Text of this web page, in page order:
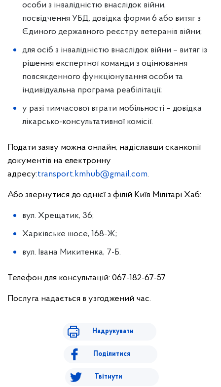
особи з інвалідністю внаслідок війни,
посвідчення УБД, довідка форми 6 або витяг з
Єдиного державного реєстру ветеранів війни;
для осіб з інвалідністю внаслідок війни – витяг із
рішення експертної команди з оцінювання
повсякденного функціонування особи та
індивідуальна програма реабілітації;
у разі тимчасової втрати мобільності – довідка
лікарсько-консультативної комісії.
Подати заяву можна онлайн, надіславши сканкопії
документів на електронну
адресу:transport.kmhub@gmail.com.
Або звернутися до однієї з філій Київ Мілітарі Хаб:
вул. Хрещатик, 36;
Харківське шосе, 168-Ж;
вул. Івана Микитенка, 7-Б.
Телефон для консультацій: 067-182-67-57.
Послуга надається в узгоджений час.
Надрукувати
Поділитися
Твітнути